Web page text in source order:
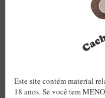
Artesão Idelfonso
Suporte Botinha para
Suporte para 2
Este site contém material
18 anos. Se você tem